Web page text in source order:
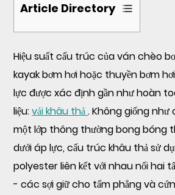
Article Directory
1
Điều
gì
làm
cho
vải
Drop
Stitch
bền?
Hiệu suất cấu trúc của ván chèo
kayak bơm hơi hoặc thuyền bơm
lực được xác định gần như hoàn
liệu:vải khâu thả. Không giống
một lớp thông thường bong bóng
dưới áp lực, cấu trúc khâu thả sử
polyester liên kết với nhau nối hai
- các sợi giữ cho tấm phẳng và